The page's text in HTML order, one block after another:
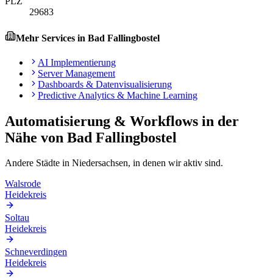
29683
Mehr Services in Bad Fallingbostel
AI Implementierung
Server Management
Dashboards & Datenvisualisierung
Predictive Analytics & Machine Learning
Automatisierung & Workflows in der
Nähe von Bad Fallingbostel
Andere Städte in Niedersachsen, in denen wir aktiv sind.
Walsrode
Heidekreis
Soltau
Heidekreis
Schneverdingen
Heidekreis